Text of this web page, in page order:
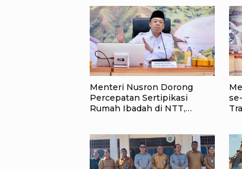
Menteri Nusron Dorong
Percepatan Sertipikasi
Rumah Ibadah di NTT,
12